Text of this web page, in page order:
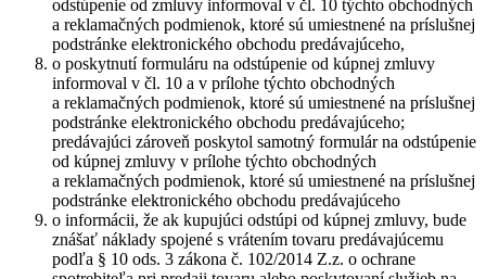
odstúpenie od zmluvy informoval v čl. 10 týchto obchodných
a reklamačných podmienok, ktoré sú umiestnené na príslušnej
podstránke elektronického obchodu predávajúceho,
o poskytnutí formuláru na odstúpenie od kúpnej zmluvy
informoval v čl. 10 a v prílohe týchto obchodných
a reklamačných podmienok, ktoré sú umiestnené na príslušnej
podstránke elektronického obchodu predávajúceho;
predávajúci zároveň poskytol samotný formulár na odstúpenie
od kúpnej zmluvy v prílohe týchto obchodných
a reklamačných podmienok, ktoré sú umiestnené na príslušnej
podstránke elektronického obchodu predávajúceho
o informácii, že ak kupujúci odstúpi od kúpnej zmluvy, bude
znášať náklady spojené s vrátením tovaru predávajúcemu
podľa § 10 ods. 3 zákona č. 102/2014 Z.z. o ochrane